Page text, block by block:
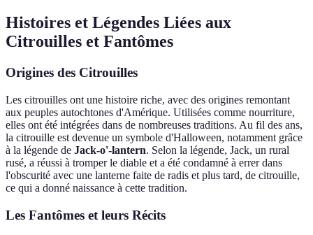
Histoires et Légendes Liées aux
Citrouilles et Fantômes
Origines des Citrouilles
Les citrouilles ont une histoire riche, avec des origines remontant
aux peuples autochtones d'Amérique. Utilisées comme nourriture,
elles ont été intégrées dans de nombreuses traditions. Au fil des ans,
la citrouille est devenue un symbole d'Halloween, notamment grâce
à la légende de Jack-o'-lantern. Selon la légende, Jack, un rural
rusé, a réussi à tromper le diable et a été condamné à errer dans
l'obscurité avec une lanterne faite de radis et plus tard, de citrouille,
ce qui a donné naissance à cette tradition.
Les Fantômes et leurs Récits